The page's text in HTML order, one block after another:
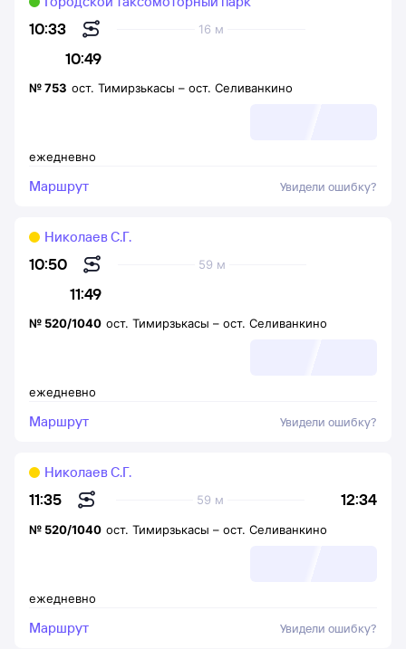
10:33
10:49
16 м
ежедневно
№753 ост. Тимирзькасы – ост. Селиванкино
Маршрут Увидели ошибку?
10:50
11:49
59 м
Николаев С.Г.
ежедневно
№ 520/1040 ост. Тимирзькасы – ост. Селиванкино
Маршрут Увидели ошибку?
11:35 12:34
59 м
Николаев С.Г.
ежедневно
№ 520/1040 ост. Тимирзькасы – ост. Селиванкино
Маршрут Увидели ошибку?